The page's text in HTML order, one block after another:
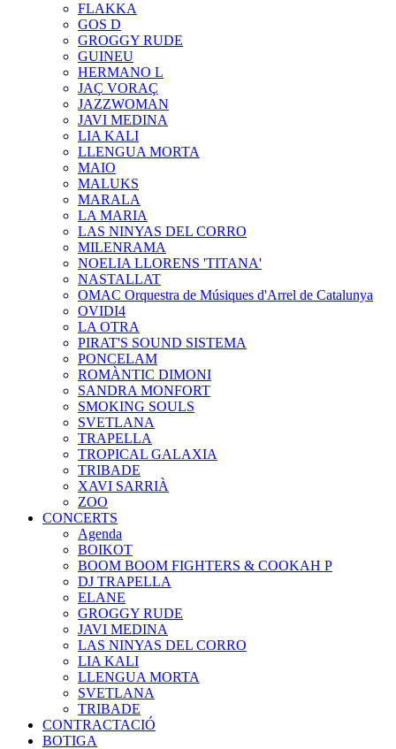
FLAKKA
GOS D
GROGGY RUDE
GUINEU
HERMANO L
JAÇ VORAÇ
JAZZWOMAN
JAVI MEDINA
LIA KALI
LLENGUA MORTA
MAIO
MALUKS
MARALA
LA MARIA
LAS NINYAS DEL CORRO
MILENRAMA
NOELIA LLORENS 'TITANA'
NASTALLAT
OMAC Orquestra de Músiques d'Arrel de Catalunya
OVIDI4
LA OTRA
PIRAT'S SOUND SISTEMA
PONCELAM
ROMÀNTIC DIMONI
SANDRA MONFORT
SMOKING SOULS
SVETLANA
TRAPELLA
TROPICAL GALAXIA
TRIBADE
XAVI SARRIÀ
ZOO
CONCERTS
Agenda
BOIKOT
BOOM BOOM FIGHTERS & COOKAH P
DJ TRAPELLA
ELANE
GROGGY RUDE
JAVI MEDINA
LAS NINYAS DEL CORRO
LIA KALI
LLENGUA MORTA
SVETLANA
TRIBADE
CONTRACTACIÓ
BOTIGA